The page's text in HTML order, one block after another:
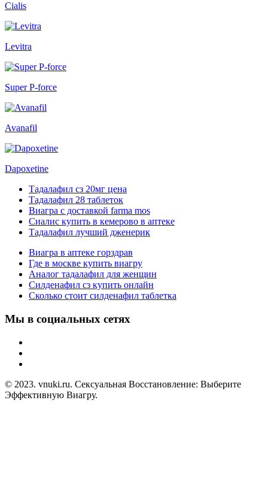
Cialis
Levitra
Super P-force
Avanafil
Dapoxetine
Тадалафил сз 20мг цена
Тадалафил 28 таблеток
Виагра с доставкой farma mos
Сиалис купить в кемерово в аптеке
Тадалафил лучший дженерик
Виагра в аптеке горздрав
Где в москве купить виагру
Аналог тадалафил для женщин
Силденафил сз купить онлайн
Сколько стоит силденафил таблетка
Мы в социальных сетях
© 2023. vnuki.ru. Сексуальная Восстановление: Выберите
Эффективную Виагру.